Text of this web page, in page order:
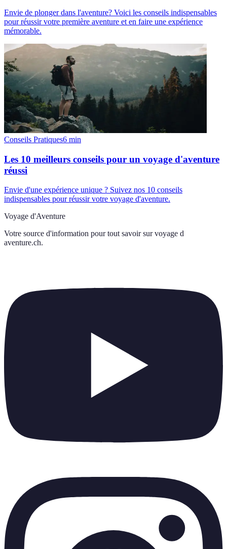
Envie de plonger dans l'aventure? Voici les conseils indispensables
pour réussir votre première aventure et en faire une expérience
mémorable.
Conseils Pratiques6 min
Les 10 meilleurs conseils pour un voyage d'aventure
réussi
Envie d'une expérience unique ? Suivez nos 10 conseils
indispensables pour réussir votre voyage d'aventure.
Voyage d'Aventure
Votre source d'information pour tout savoir sur voyage d
aventure.ch.